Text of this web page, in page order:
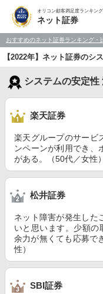
オリコン顧客満足度ランキング
ネット証券
おすすめのネット証券ランキング・
【2022年】ネット証券のシ
システムの安定性
楽天証券
楽天グループのサービ
ンペーンが利用でき、
がある。（50代／女性）
松井証券
ネット障害が発生した
いと思います。少額の
余力が無くても応募で
性）
SBI証券